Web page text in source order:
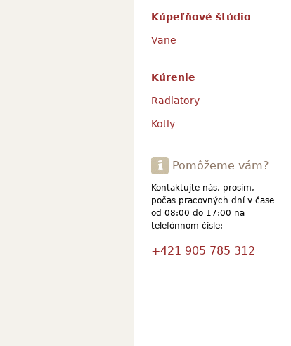
Kúpeľňové štúdio
Vane
Kúrenie
Radiatory
Kotly
Pomôžeme vám?
Kontaktujte nás, prosím,
počas pracovných dní v čase
od 08:00 do 17:00 na
telefónnom čísle:
+421 905 785 312